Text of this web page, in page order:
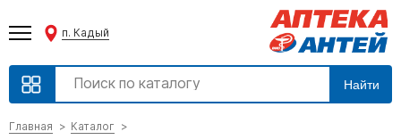
п. Кадый
Найти
Главная
Каталог